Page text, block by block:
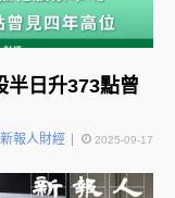
半日升373點曾
報人財經 2025-09-17